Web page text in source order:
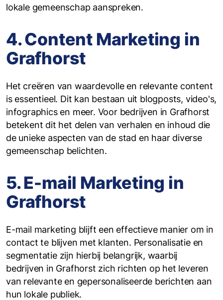
lokale gemeenschap aanspreken.
4. Content Marketing in
Grafhorst
Het creëren van waardevolle en relevante content
is essentieel. Dit kan bestaan uit blogposts, video's,
infographics en meer. Voor bedrijven in Grafhorst
betekent dit het delen van verhalen en inhoud die
de unieke aspecten van de stad en haar diverse
gemeenschap belichten.
5. E-mail Marketing in
Grafhorst
E-mail marketing blijft een effectieve manier om in
contact te blijven met klanten. Personalisatie en
segmentatie zijn hierbij belangrijk, waarbij
bedrijven in Grafhorst zich richten op het leveren
van relevante en gepersonaliseerde berichten aan
hun lokale publiek.